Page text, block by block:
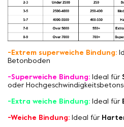
-Extrem superweiche Bindung:
Betonboden
-Superweiche Bindung: Ideal für
oder
-Extra weiche Bindung: Ideal für
-Weiche Bindung: Ideal für